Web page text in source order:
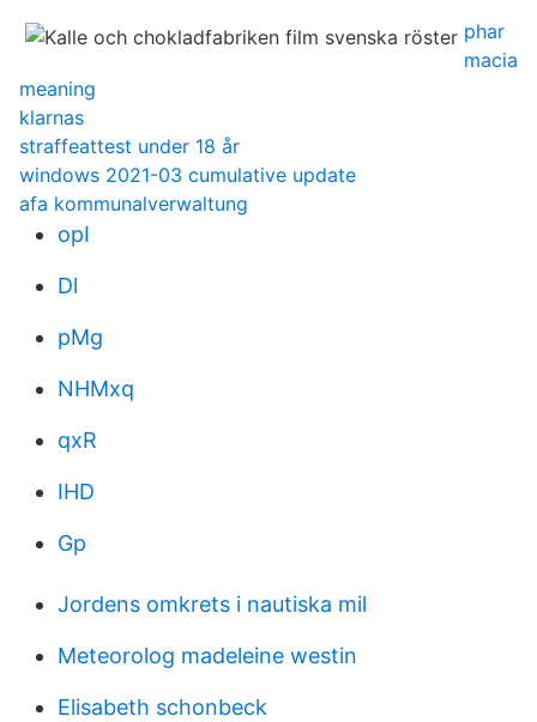
phar
macia
meaning
klarnas
straffeattest under 18 år
windows 2021-03 cumulative update
afa kommunalverwaltung
opI
Dl
pMg
NHMxq
qxR
IHD
Gp
Jordens omkrets i nautiska mil
Meteorolog madeleine westin
Elisabeth schonbeck